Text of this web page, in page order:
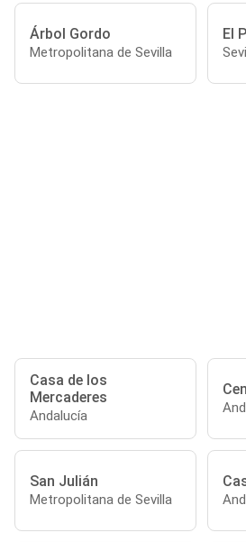
Árbol Gordo
Metropolitana de Sevilla
El
Casa de los
Mercaderes
Andalucía
San Julián
Metropolitana de Sevilla